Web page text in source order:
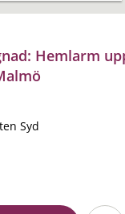
Hemlarm
Syd